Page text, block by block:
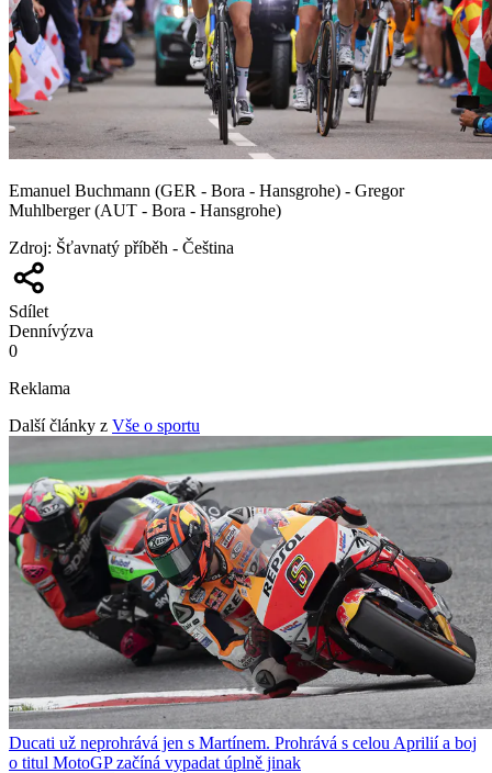
Emanuel Buchmann (GER - Bora - Hansgrohe) - Gregor
Muhlberger (AUT - Bora - Hansgrohe)
Zdroj: Šťavnatý příběh - Čeština
Sdílet
Dennívýzva
0
Reklama
Další články z Vše o sportu
Ducati už neprohrává jen s Martínem. Prohrává s celou Aprilií a boj
o titul MotoGP začíná vypadat úplně jinak